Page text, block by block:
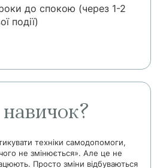
до спокою (через 1-2
події)
техніки самодопомоги,
не змінюється». Але це не
Просто зміни відбуваються